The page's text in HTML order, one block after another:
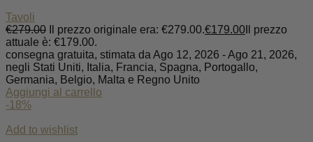
Tavoli
€279.00 Il prezzo originale era: €279.00.€179.00 Il prezzo
attuale è: €179.00.
consegna gratuita, stimata da Ago 12, 2026 - Ago 21, 2026,
negli Stati Uniti, Italia, Francia, Spagna, Portogallo,
Germania, Belgio, Malta e Regno Unito
Aggiungi al carrello
-18%
Add to wishlist